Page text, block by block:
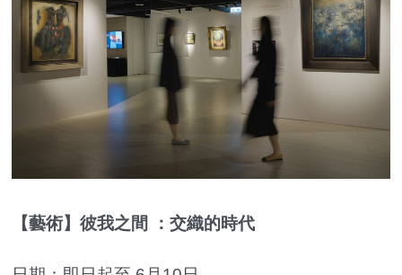
【藝術】彼我之間 ：交織的時代